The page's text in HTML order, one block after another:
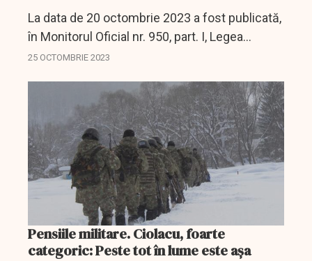
La data de 20 octombrie 2023 a fost publicată,
în Monitorul Oficial nr. 950, part. I, Legea
282/2003 pentru modificarea si completarea
25 OCTOMBRIE 2023
Pensiile militare. Ciolacu, foarte
categoric: Peste tot în lume este așa